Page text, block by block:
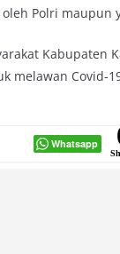
Polri
Kabupaten
melawan Covid-
Whatsapp